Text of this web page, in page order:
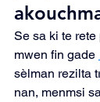
Se sa ki te
mwen fin gade
sèlman rezilta
nan, menmsi